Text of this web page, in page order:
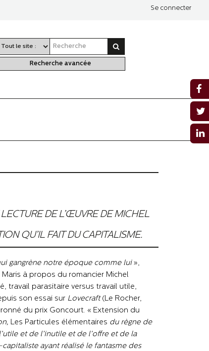
Se connecter
Recherche avancée
DE L’ŒUVRE DE MICHEL
QU’IL FAIT DU CAPITALISME.
gangrène notre époque comme lui»,
à propos du romancier Michel
travail parasitaire versus travail utile,
son essai sur Lovecraft(Le Rocher,
du prix Goncourt. « Extension du
Les Particules élémentaires du règne de
et de l’inutile et de l’offre et de la
ayant réalisé le fantasme des